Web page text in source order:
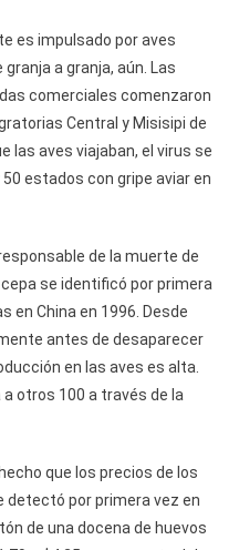
es impulsado por aves
a granja, aún. Las
comerciales comenzaron
Central y Misisipi de
las aves viajaban, el virus se
estados con gripe aviar en
de la muerte de
cepa se identificó por primera
en China en 1996. Desde
antes de desaparecer
en las aves es alta.
otros 100 a través de la
que los precios de los
detectó por primera vez en
de una docena de huevos